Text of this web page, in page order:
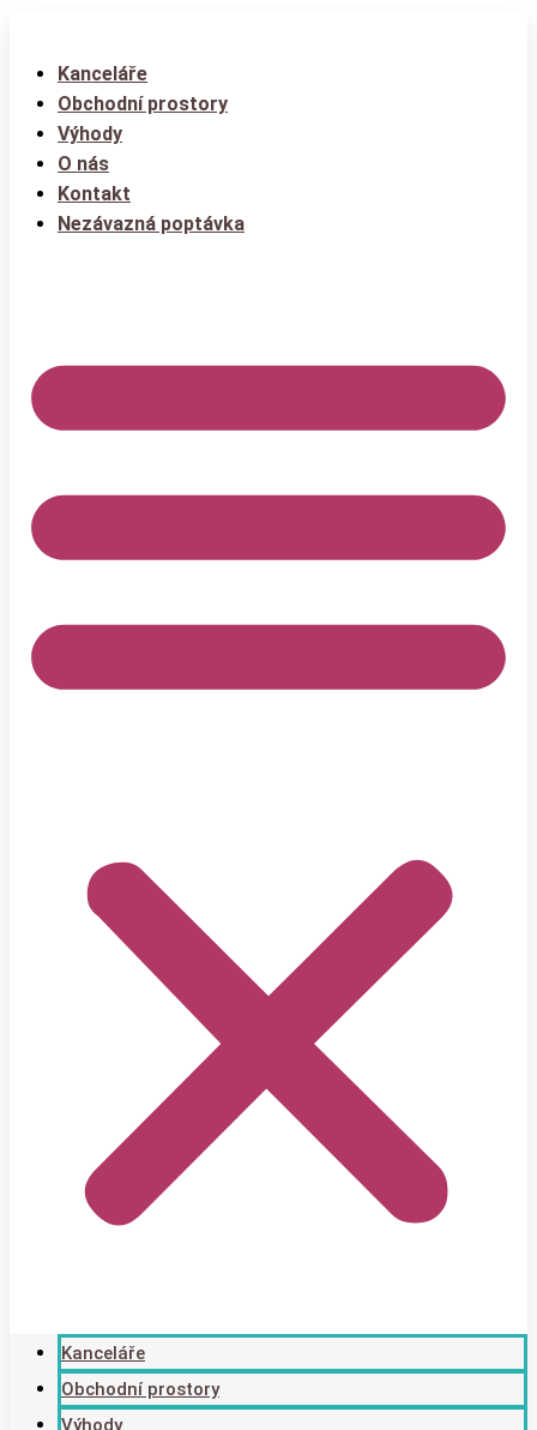
Kanceláře
Obchodní prostory
Výhody
O nás
Kontakt
Nezávazná poptávka
Kanceláře
Obchodní prostory
Výhody